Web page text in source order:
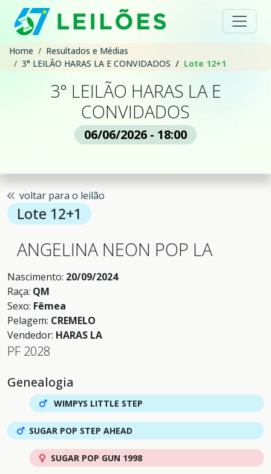
Home
Resultados e Médias
3° LEILÃO HARAS LA E CONVIDADOS
Lote 12+1
3° LEILÃO HARAS LA E
CONVIDADOS
06/06/2026 - 18:00
voltar para o leilão
Lote 12+1
ANGELINA NEON POP LA
Nascimento: 20/09/2024
Raça: QM
Sexo: Fêmea
Pelagem: CREMELO
Vendedor: HARAS LA
PF 2028
Genealogia
WIMPYS LITTLE STEP
SUGAR POP STEP AHEAD
SUGAR POP GUN 1998